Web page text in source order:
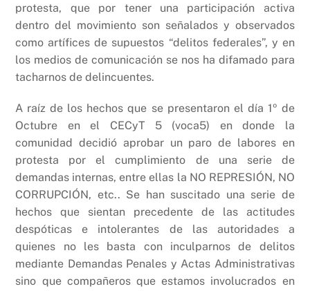
protesta, que por tener una participación activa
dentro del movimiento son señalados y observados
como artífices de supuestos “delitos federales”, y en
los medios de comunicación se nos ha difamado para
tacharnos de delincuentes.
A raíz de los hechos que se presentaron el día 1º de
Octubre en el CECyT 5 (voca5) en donde la
comunidad decidió aprobar un paro de labores en
protesta por el cumplimiento de una serie de
demandas internas, entre ellas la NO REPRESIÓN, NO
CORRUPCIÓN, etc.. Se han suscitado una serie de
hechos que sientan precedente de las actitudes
despóticas e intolerantes de las autoridades a
quienes no les basta con inculparnos de delitos
mediante Demandas Penales y Actas Administrativas
sino que compañeros que estamos involucrados en